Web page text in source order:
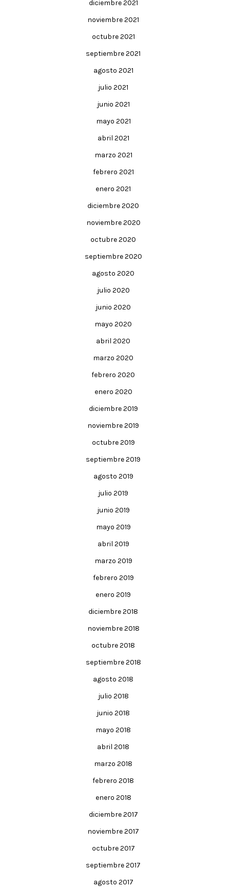
diciembre 2021
noviembre 2021
octubre 2021
septiembre 2021
agosto 2021
julio 2021
junio 2021
mayo 2021
abril 2021
marzo 2021
febrero 2021
enero 2021
diciembre 2020
noviembre 2020
octubre 2020
septiembre 2020
agosto 2020
julio 2020
junio 2020
mayo 2020
abril 2020
marzo 2020
febrero 2020
enero 2020
diciembre 2019
noviembre 2019
octubre 2019
septiembre 2019
agosto 2019
julio 2019
junio 2019
mayo 2019
abril 2019
marzo 2019
febrero 2019
enero 2019
diciembre 2018
noviembre 2018
octubre 2018
septiembre 2018
agosto 2018
julio 2018
junio 2018
mayo 2018
abril 2018
marzo 2018
febrero 2018
enero 2018
diciembre 2017
noviembre 2017
octubre 2017
septiembre 2017
agosto 2017